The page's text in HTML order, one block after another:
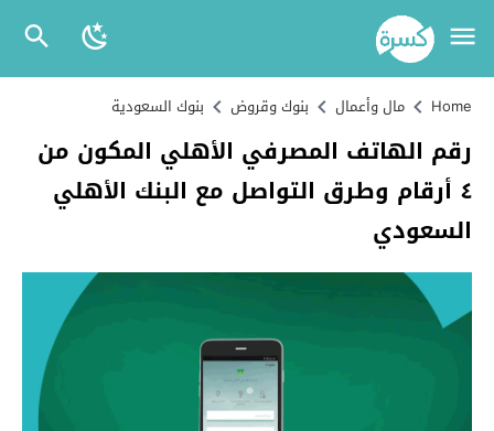
Home مال وأعمال بنوك وقروض بنوك السعودية
رقم الهاتف المصرفي الأهلي المكون من
٤ أرقام وطرق التواصل مع البنك الأهلي
السعودي